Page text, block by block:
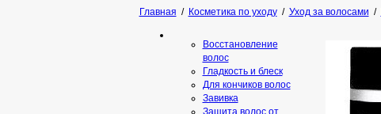
Главная / Косметика по уходу/ Уход за волосами /
Восстановление
волос
Гладкость и блеск
Для кончиков волос
Завивка
Защита волос от